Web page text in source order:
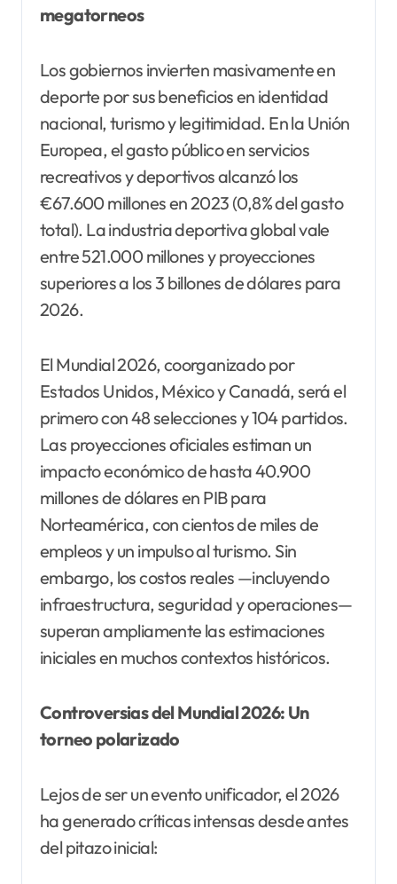
megatorneos
Los gobiernos invierten masivamente en
deporte por sus beneficios en identidad
nacional, turismo y legitimidad. En la Unión
Europea, el gasto público en servicios
recreativos y deportivos alcanzó los
€67.600 millones en 2023 (0,8% del gasto
total). La industria deportiva global vale
entre 521.000 millones y proyecciones
superiores a los 3 billones de dólares para
2026.
El Mundial 2026, coorganizado por
Estados Unidos, México y Canadá, será el
primero con 48 selecciones y 104 partidos.
Las proyecciones oficiales estiman un
impacto económico de hasta 40.900
millones de dólares en PIB para
Norteamérica, con cientos de miles de
empleos y un impulso al turismo. Sin
embargo, los costos reales —incluyendo
infraestructura, seguridad y operaciones—
superan ampliamente las estimaciones
iniciales en muchos contextos históricos.
Controversias del Mundial 2026: Un
torneo polarizado
Lejos de ser un evento unificador, el 2026
ha generado críticas intensas desde antes
del pitazo inicial: